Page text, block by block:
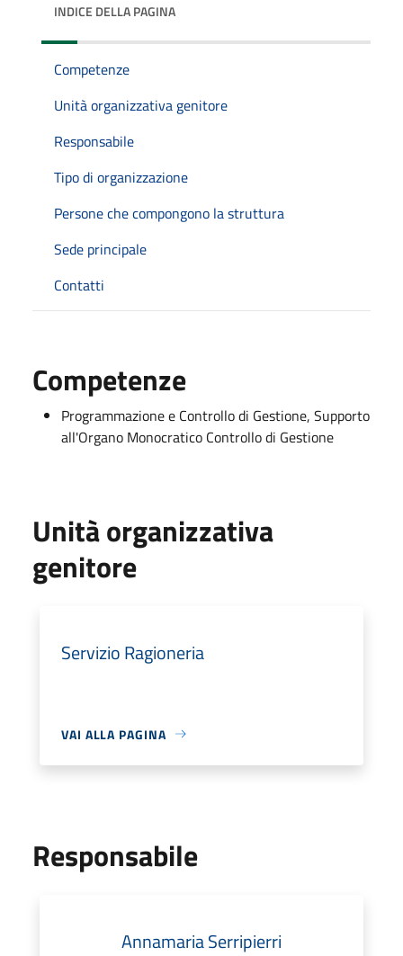
INDICE DELLA PAGINA
Competenze
Unità organizzativa genitore
Responsabile
Tipo di organizzazione
Persone che compongono la struttura
Sede principale
Contatti
Competenze
Programmazione e Controllo di Gestione, Supporto
all'Organo Monocratico Controllo di Gestione
Unità organizzativa
genitore
Servizio Ragioneria
VAI ALLA PAGINA
Responsabile
Annamaria Serripierri